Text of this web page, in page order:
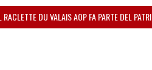
RACLETTE DU VALAIS AOP FA PARTE DEL